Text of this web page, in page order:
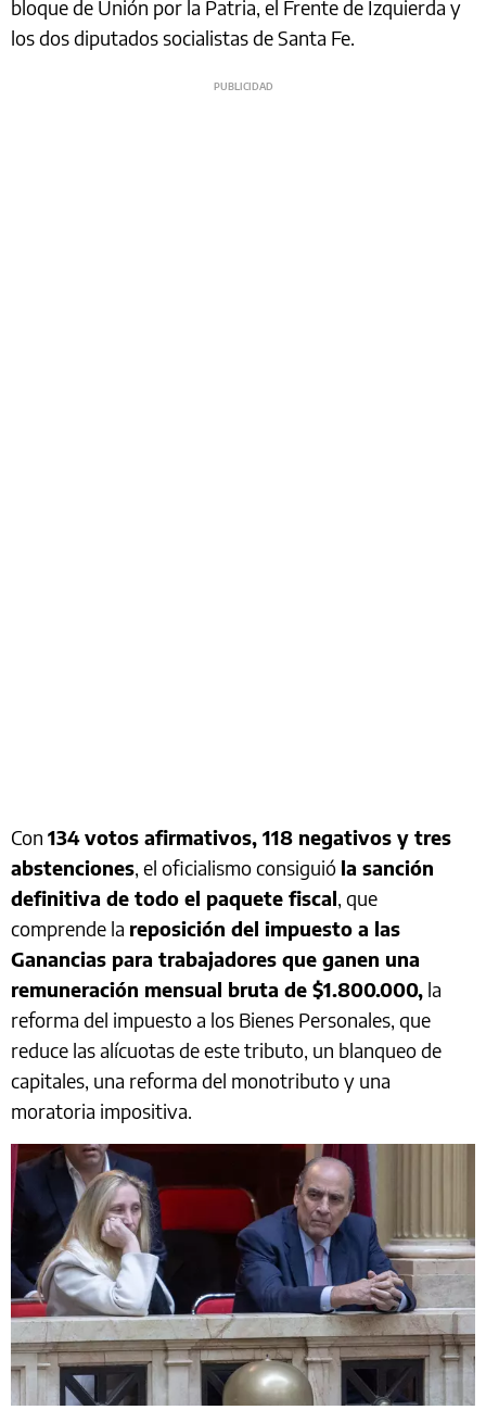
bloque de Unión por la Patria, el Frente de Izquierda y
los dos diputados socialistas de Santa Fe.
Con 134 votos afirmativos, 118 negativos y tres
abstenciones, el oficialismo consiguió la sanción
definitiva de todo el paquete fiscal, que
comprende la reposición del impuesto a las
Ganancias para trabajadores que ganen una
remuneración mensual bruta de $1.800.000, la
reforma del impuesto a los Bienes Personales, que
reduce las alícuotas de este tributo, un blanqueo de
capitales, una reforma del monotributo y una
moratoria impositiva.